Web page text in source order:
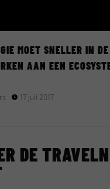
MOET SNELLER IN
AAN EEN
17 juli 2017
DE